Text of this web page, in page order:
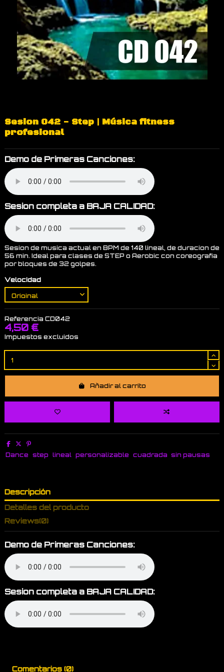
Sesion 042 - Step | Música fitness
profesional
Demo de Primeras Canciones:
Sesion completa a BAJA CALIDAD:
Sesion de musica actual en BPM de 140 lineal, de duracion de
56 min. Ideal para clases de STEP o Aerobic con coreografia
por bloques de 32 golpes.
Velocidad
Referencia CD042
4,50 €
Impuestos excluidos
Añadir al carrito
Dance step lineal personalizable cuadrada sin pausas
Descripción
Detalles del producto
Reviews(0)
Demo de Primeras Canciones:
Sesion completa a BAJA CALIDAD:
Comentarios (0)